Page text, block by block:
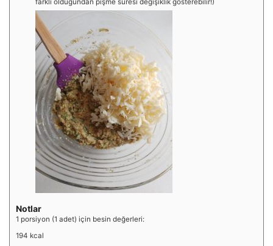
farklı olduğundan pişme süresi değişiklik gösterebilir!)
Notlar
1 porsiyon (1 adet) için besin değerleri:
194 kcal